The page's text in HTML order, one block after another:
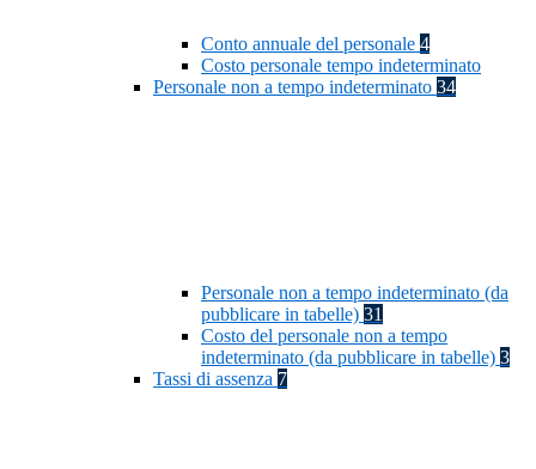
Conto annuale del personale 4
Costo personale tempo indeterminato
Personale non a tempo indeterminato 34
Personale non a tempo indeterminato (da
pubblicare in tabelle) 31
Costo del personale non a tempo
indeterminato (da pubblicare in tabelle) 3
Tassi di assenza 7